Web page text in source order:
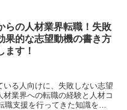
らの人材業界転職！失敗
果的な志望動機の書き方
ます！
る人向けに、失敗しない志望
業界への転職の経験と人材コ
支援を行ってきた知識をフ